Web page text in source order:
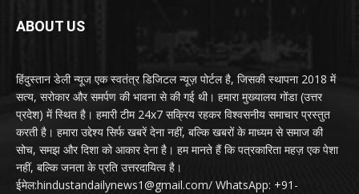
ABOUT US
हिंदुस्तान डेली न्यूज एक स्वतंत्र डिजिटल न्यूज़ पोर्टल है, जिसकी स्थापना 2018 में
सत्य, सरोकार और समर्पण की भावना से की गई थी। हमारा मुख्यालय गोंडा (उत्तर
प्रदेश) में स्थित है। हमारी टीम 24x7 सक्रिय रहकर विश्वसनीय समाचार प्रस्तुत
करती है। हमारा उद्देश्य सिर्फ खबरें देना नहीं, बल्कि खबरों के माध्यम से समाज की
सोच, समझ और दिशा को आकार देना है। हम मानते हैं कि पत्रकारिता महज़ एक पेशा
नहीं, बल्कि जनता के प्रति उत्तरदायित्व है।
ईमेल:hindustandailynews1@gmail.com/ WhatsApp: +91-